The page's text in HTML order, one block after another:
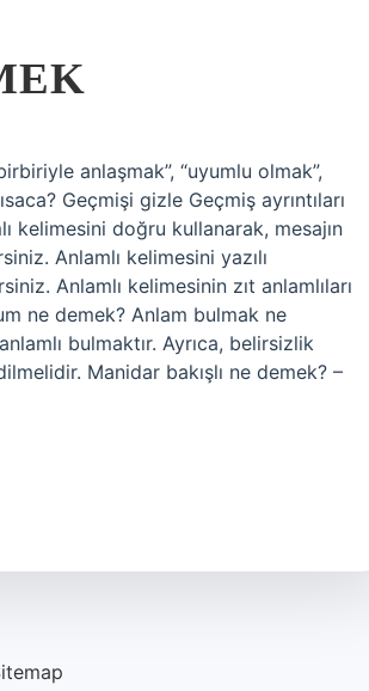
anlaşmak”, “uyumlu olmak”,
Geçmişi gizle Geçmiş ayrıntıları
kelimesini doğru kullanarak, mesajın
Anlamlı kelimesini yazılı
Anlamlı kelimesinin zıt anlamlıları
ne demek? Anlam bulmak ne
bulmaktır. Ayrıca, belirsizlik
Manidar bakışlı ne demek? –